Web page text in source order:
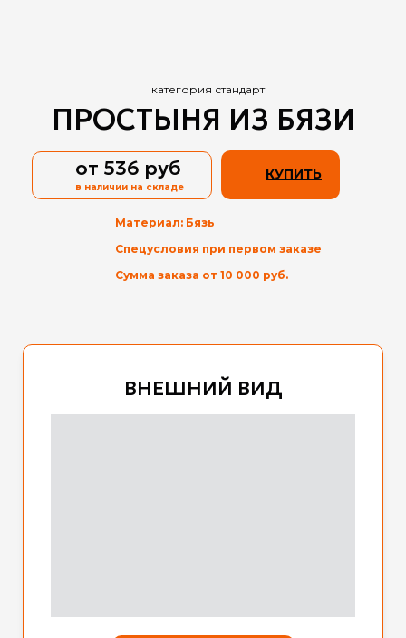
КУПИТЬ
от 536 руб
в наличии на складе
Сумма заказа от 10 000 руб.
категория стандарт
ПРОСТЫНЯ ИЗ БЯЗИ
Спецусловия при первом заказе
Материал: Бязь
ВНЕШНИЙ ВИД